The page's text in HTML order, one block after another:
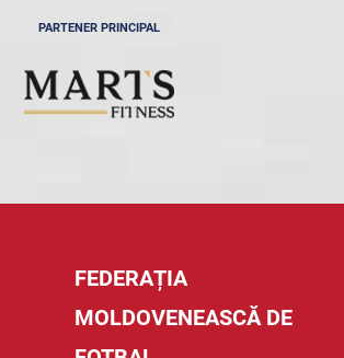
PARTENER PRINCIPAL
FEDERAȚIA
MOLDOVENEASCĂ DE